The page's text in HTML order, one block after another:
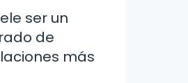
ser un
de
más